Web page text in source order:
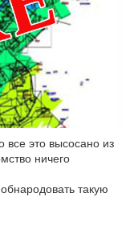
все это высосано из
ничего
такую